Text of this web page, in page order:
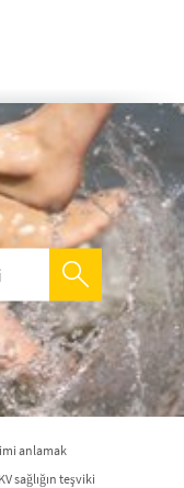
deutsch
anlamak
sağlığın teşviki